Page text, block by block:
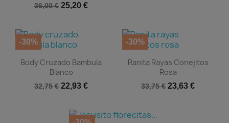
36,00 € 25,20 €
 Vista rápida
Body Cruzado Bambula
Blanco
32,75 € 22,93 €
-30%
 Vista rápida
Ranita Rayas Conejitos
Rosa
33,75 € 23,63 €
-30%